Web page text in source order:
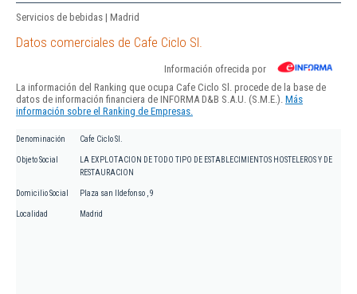
Servicios de bebidas | Madrid
Datos comerciales de Cafe Ciclo Sl.
Información ofrecida por
La información del Ranking que ocupa Cafe Ciclo Sl. procede de la base de
datos de información financiera de INFORMA D&B S.A.U. (S.M.E.). Más
información sobre el Ranking de Empresas.
Denominación Cafe Ciclo Sl.
Objeto Social
LA EXPLOTACION DE TODO TIPO DE ESTABLECIMIENTOS HOSTELEROS Y DE
RESTAURACION
Domicilio Social Plaza san Ildefonso , 9
Localidad Madrid